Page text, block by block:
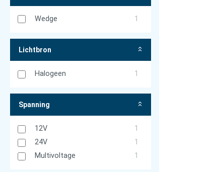
Wedge 1
Lichtbron
Halogeen 1
Spanning
12V
1
24V
1
Multivoltage
1